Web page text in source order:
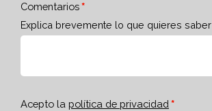
Comentarios
Explica brevemente lo que quieres saber
Acepto la política de privacidad